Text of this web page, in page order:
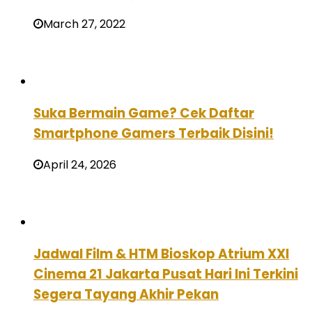
March 27, 2022
Suka Bermain Game? Cek Daftar
Smartphone Gamers Terbaik Disini!
April 24, 2026
Jadwal Film & HTM Bioskop Atrium XXI
Cinema 21 Jakarta Pusat Hari Ini Terkini
Segera Tayang Akhir Pekan